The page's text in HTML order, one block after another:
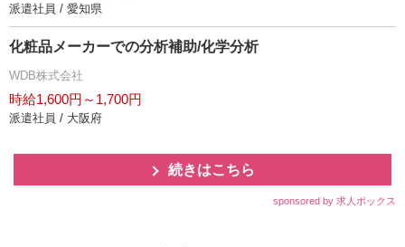
派遣社員 / 愛知県
化粧品メーカーでの分析補助/化学分析
WDB株式会社
時給1,600円～1,700円
派遣社員 / 大阪府
続きはこちら
sponsored by 求人ボックス